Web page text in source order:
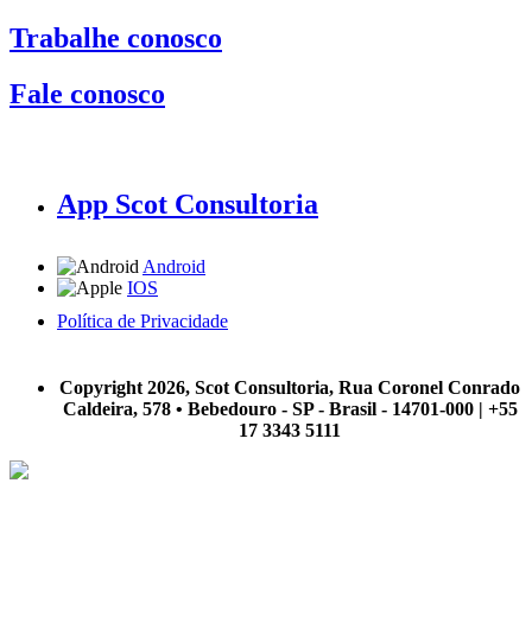
Trabalhe conosco
Fale conosco
App Scot Consultoria
Android
IOS
Política de Privacidade
Copyright 2026, Scot Consultoria, Rua Coronel Conrado
Caldeira, 578 • Bebedouro - SP - Brasil - 14701-000 | +55
17 3343 5111